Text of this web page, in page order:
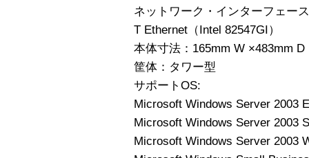
ネットワーク・インターフェー
T Ethernet（Intel 82547GI）
本体寸法：165mm W ×483mm D
筐体：タワー型
サポートOS:
Microsoft Windows Server 2003
Microsoft Windows Server 2003
Microsoft Windows Server 2003